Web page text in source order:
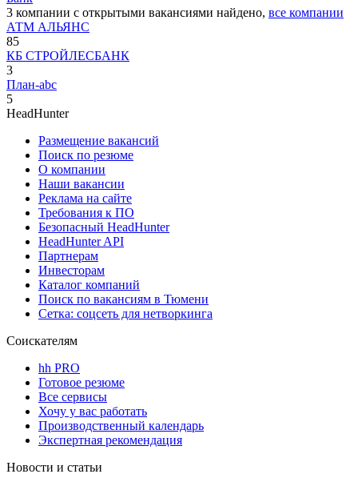
3 компании с открытыми вакансиями найдено, все компании
АТМ АЛЬЯНС
85
КБ СТРОЙЛЕСБАНК
3
План-abc
5
HeadHunter
Размещение вакансий
Поиск по резюме
О компании
Наши вакансии
Реклама на сайте
Требования к ПО
Безопасный HeadHunter
HeadHunter API
Партнерам
Инвесторам
Каталог компаний
Поиск по вакансиям в Тюмени
Сетка: соцсеть для нетворкинга
Соискателям
hh PRO
Готовое резюме
Все сервисы
Хочу у вас работать
Производственный календарь
Экспертная рекомендация
Новости и статьи